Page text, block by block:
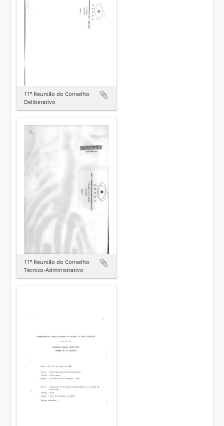
11ª Reunião do Conselho
Deliberativo
11ª Reunião do Conselho
Técnico-Administrativo